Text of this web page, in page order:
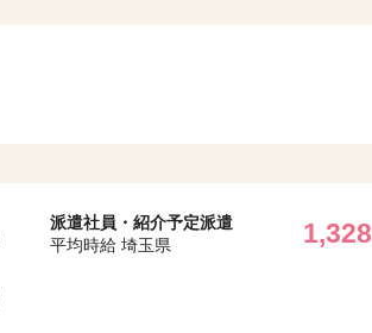
派遣社員・紹介予定派遣
平均時給 埼玉県
1,328